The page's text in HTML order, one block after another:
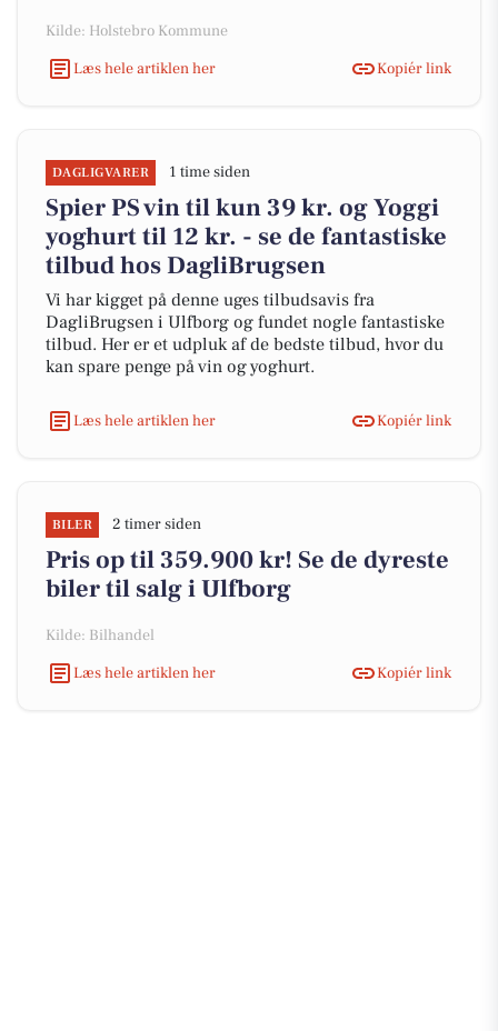
Kilde: Holstebro Kommune
Læs hele artiklen her
Kopiér link
DAGLIGVARER 1 time siden
Spier PS vin til kun 39 kr. og Yoggi
yoghurt til 12 kr. - se de fantastiske
tilbud hos DagliBrugsen
Vi har kigget på denne uges tilbudsavis fra
DagliBrugsen i Ulfborg og fundet nogle fantastiske
tilbud. Her er et udpluk af de bedste tilbud, hvor du
kan spare penge på vin og yoghurt.
Læs hele artiklen her Kopiér link
BILER 2 timer siden
Pris op til 359.900 kr! Se de dyreste
biler til salg i Ulfborg
Kilde: Bilhandel
Læs hele artiklen her
Kopiér link